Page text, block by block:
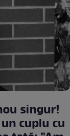
singur!
cuplu cu